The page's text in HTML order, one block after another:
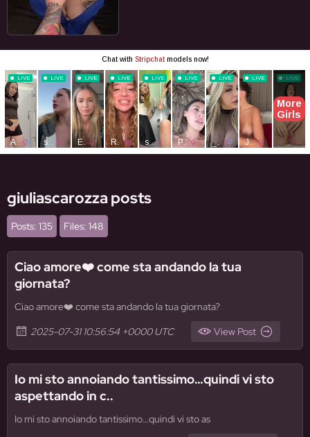
giuliascarozza posts
Posts: 135 Files: 148
Ciao amore❤️ come sta andando la tua
giornata?
Ciao amore❤️ come sta andando la tua giornata?
2025-07-31 10:56:54 +0000 UTC
View Post
Io mi sto annoiando tantissimo…quindi vi sto
aspettando in c..
Io mi sto annoiando tantissimo…quindi vi sto as